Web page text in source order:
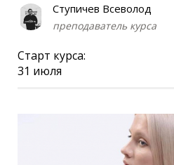
Ступичев Всеволод
преподаватель курса
Старт курса:
31 июля